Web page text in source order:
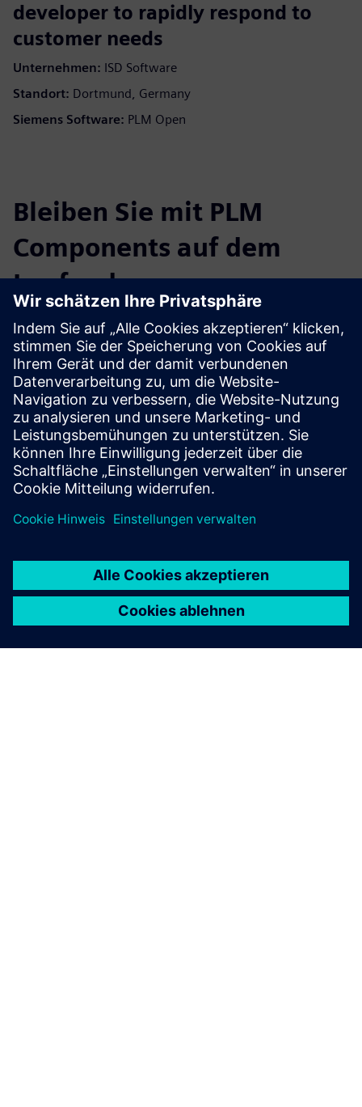
developer to rapidly respond to
customer needs
Unternehmen: ISD Software
Standort: Dortmund, Germany
Siemens Software: PLM Open
Bleiben Sie mit PLM
Components auf dem
Laufenden
Lesen Sie den Blog
Gewinnen Sie neue Perspektiven auf PLM-Komponenten
und den PLM-Markt im Allgemeinen.
Den Blog zu PLM Components beQuestn